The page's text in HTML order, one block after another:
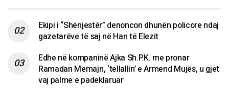
Ekipi i “Shënjestër” denoncon dhunën policore ndaj
gazetarëve të saj në Han të Elezit
Edhe në kompaninë Ajka Sh.P.K. me pronar
Ramadan Memajn, ‘tellallin’ e Armend Mujës, u gjet
vaj palme e padeklaruar